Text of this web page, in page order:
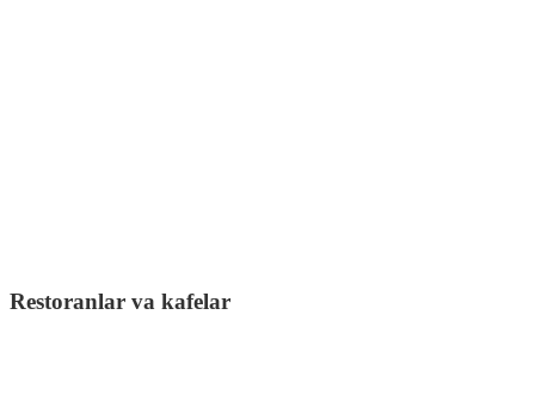
Restoranlar va kafelar